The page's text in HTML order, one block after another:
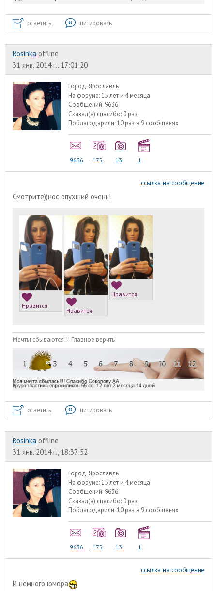
ответить цитировать
Rosinka offline
31 янв. 2014 г., 17:01:20
Город:Ярославль
На форуме:15 лет и 4 месяца
Сообщений: 9636
Сказал(а) спасибо: 0 раз
Поблагодарили:10 раз в 9 сообщенях
9636 175 13 1
ссылка на сообщение
Смотрите))нос опухший очень!
Нравится
Нравится
Нравится
Мечты сбываются!!! Главное верить!
ответить цитировать
Rosinka offline
31 янв. 2014 г., 18:37:52
Город:Ярославль
На форуме:15 лет и 4 месяца
Сообщений: 9636
Сказал(а) спасибо: 0 раз
Поблагодарили:10 раз в 9 сообщенях
9636 175 13 1
ссылка на сообщение
И немного юмора